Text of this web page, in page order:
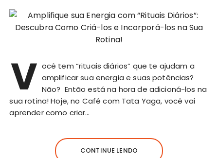
V ocê tem “rituais diários” que te ajudam a
amplificar sua energia e suas potências?
Não? Então está na hora de adicioná-los na
sua rotina! Hoje, no Café com Tata Yaga, você vai
aprender como criar…
CONTINUE LENDO